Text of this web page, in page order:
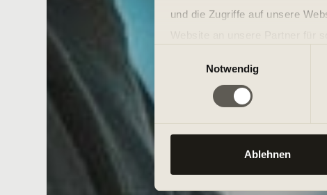
und die Zugriffe auf unsere
der Dienste gesammelt haben.
Notwendig
Ablehnen